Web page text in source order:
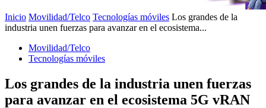
Inicio Movilidad/Telco Tecnologías móviles Los grandes de la
industria unen fuerzas para avanzar en el ecosistema...
Movilidad/Telco
Tecnologías móviles
Los grandes de la industria unen fuerzas
para avanzar en el ecosistema 5G vRAN